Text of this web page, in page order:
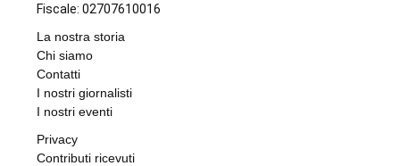
Fiscale: 02707610016
La nostra storia
Chi siamo
Contatti
I nostri giornalisti
I nostri eventi
Privacy
Contributi ricevuti